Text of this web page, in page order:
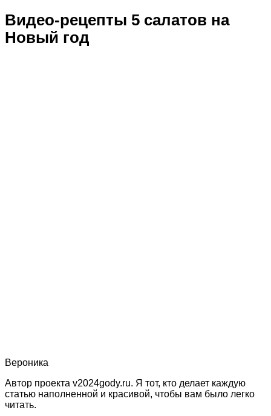
Видео-рецепты 5 салатов на
Новый год
Вероника
Автор проекта v2024gody.ru. Я тот, кто делает каждую
статью наполненной и красивой, чтобы вам было легко
читать.